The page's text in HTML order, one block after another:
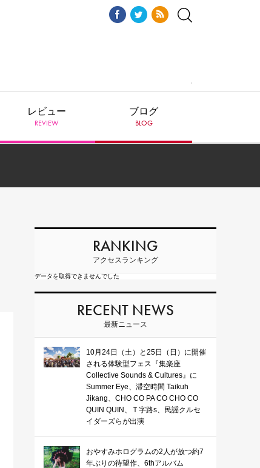
レビュー
REVIEW
ブログ
BLOG
RANKING
アクセスランキング
データを取得できませんでした
RECENT NEWS
最新ニュース
10月24日（土）と25日（日）に開催
される体験型フェス『集楽座
Collective Sounds & Cultures』に
Summer Eye、滞空時間 Taikuh
Jikang、CHO CO PA CO CHO CO
QUIN QUIN、Ｔ字路s、民謡クルセ
イダーズらが出演
おやすみホログラムの2人が放つ約7
年ぶりの待望作、6thアルバム